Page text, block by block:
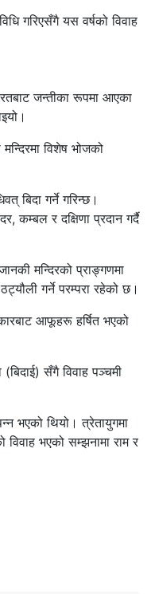
गरिएसँगै यस वर्षको विवाह
जन्तीका रूपमा आएका
विशेष भोजको
बिदा गर्ने गरिन्छ।
कम्बल र दक्षिणा प्रदान गर्दै
मन्दिरको प्राङ्गणमा
गर्ने परम्परा रहेको छ।
आफूहरू हर्षित भएको
(बिदाई) सँगै विवाह पञ्चमी
भएको थियो। त्रेतायुगमा
विवाह भएको सम्झनामा राम र